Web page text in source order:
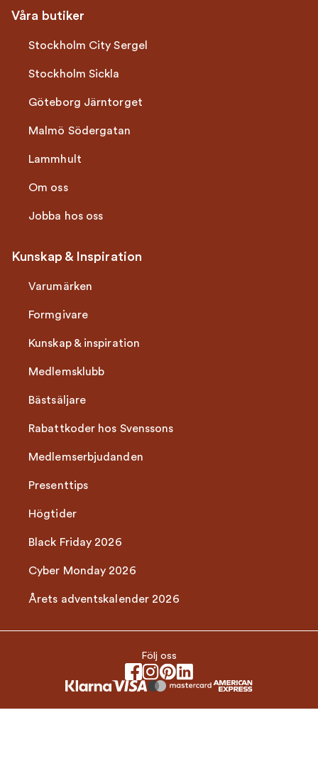
Våra butiker
Stockholm City Sergel
Stockholm Sickla
Göteborg Järntorget
Malmö Södergatan
Lammhult
Om oss
Jobba hos oss
Kunskap & Inspiration
Varumärken
Formgivare
Kunskap & inspiration
Medlemsklubb
Bästsäljare
Rabattkoder hos Svenssons
Medlemserbjudanden
Presenttips
Högtider
Black Friday 2026
Cyber Monday 2026
Årets adventskalender 2026
Följ oss